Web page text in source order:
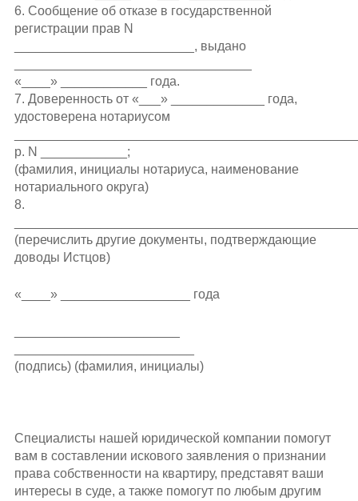
6. Сообщение об отказе в государственной
регистрации прав N
_________________________, выдано
«____» ____________ года.
7. Доверенность от «___» _____________ года,
удостоверена нотариусом
р. N ____________;
(фамилия, инициалы нотариуса, наименование
нотариального округа)
8.
(перечислить другие документы, подтверждающие
доводы Истцов)
«____» __________________ года
(подпись) (фамилия, инициалы)
Специалисты нашей юридической компании помогут
вам в составлении искового заявления о признании
права собственности на квартиру, представят ваши
интересы в суде, а также помогут по любым другим